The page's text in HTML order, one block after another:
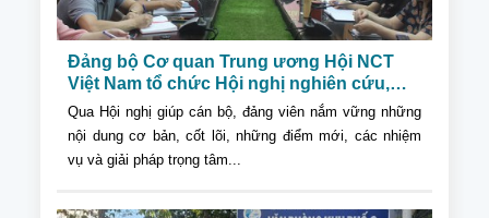
Đảng bộ Cơ quan Trung ương Hội NCT
Việt Nam tổ chức Hội nghị nghiên cứu,
học tập, quán triệt Nghị quyết Đại hội XIII
của Đảng
Qua Hội nghị giúp cán bộ, đảng viên nắm vững những
nội dung cơ bản, cốt lõi, những điểm mới, các nhiệm
vụ và giải pháp trọng tâm...